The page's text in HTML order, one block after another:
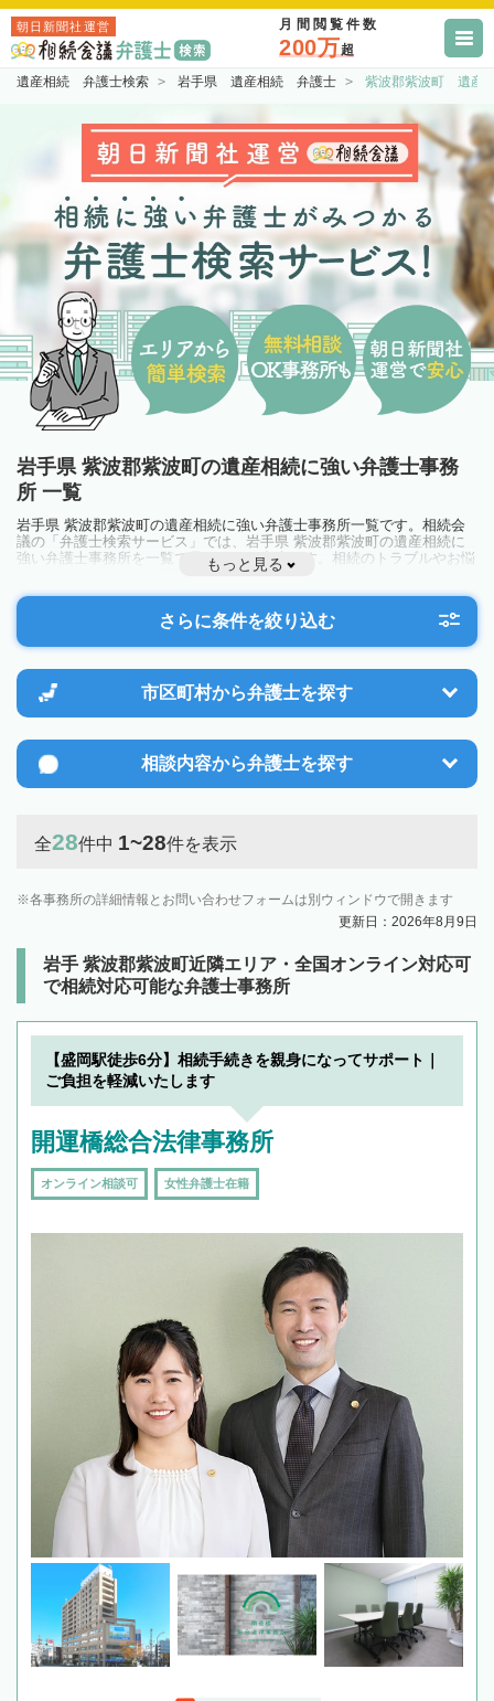
朝日新聞社運営 月間閲覧件数
200万超
遺産相続 弁護士検索 岩手県 遺産相続 弁護士 紫波郡紫波町 遺産
岩手県 紫波郡紫波町の遺産相続に強い弁護士事務
所 一覧
岩手県 紫波郡紫波町の遺産相続に強い弁護士事務所一覧です。相続会
議の「弁護士検索サービス」では、岩手県 紫波郡紫波町の遺産相続に
強い弁護士事務所を一覧で見ることが出来ます。相続のトラブルやお悩
みを抱えている方は一度近隣の弁護士に相談してみましょう。
もっと見る
さらに条件を絞り込む
市区町村から弁護士を探す
相談内容から弁護士を探す
全28件中 1~28件を表示
各事務所の詳細情報とお問い合わせフォームは別ウィンドウで開きます
更新日：2026年8月9日
岩手 紫波郡紫波町近隣エリア・全国オンライン対応可
で相続対応可能な弁護士事務所
【盛岡駅徒歩6分】相続手続きを親身になってサポート｜
ご負担を軽減いたします
開運橋総合法律事務所
オンライン相談可 女性弁護士在籍